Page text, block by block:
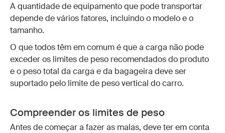
A quantidade de equipamento que pode transportar
depende de vários fatores, incluindo o modelo e o
tamanho.
O que todos têm em comum é que a carga não pode
exceder os limites de peso recomendados do produto
e o peso total da carga e da bagageira deve ser
suportado pelo limite de peso vertical do carro.
Compreender os limites de peso
Antes de começar a fazer as malas, deve ter em conta